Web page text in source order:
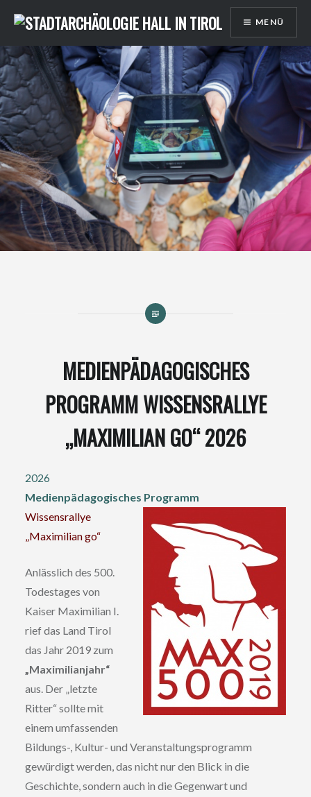
zum
Inhalt
MENÜ
MEDIENPÄDAGOGISCHES
PROGRAMM WISSENSRALLYE
„MAXIMILIAN GO“ 2026
2026
Medienpädagogisches Programm
Wissensrallye
„Maximilian go“
Anlässlich des 500.
Todestages von
Kaiser Maximilian I.
rief das Land Tirol
das Jahr 2019 zum
„Maximilianjahr“
aus. Der „letzte
Ritter“ sollte mit
einem umfassenden
Bildungs-, Kultur- und Veranstaltungsprogramm
gewürdigt werden, das nicht nur den Blick in die
Geschichte, sondern auch in die Gegenwart und